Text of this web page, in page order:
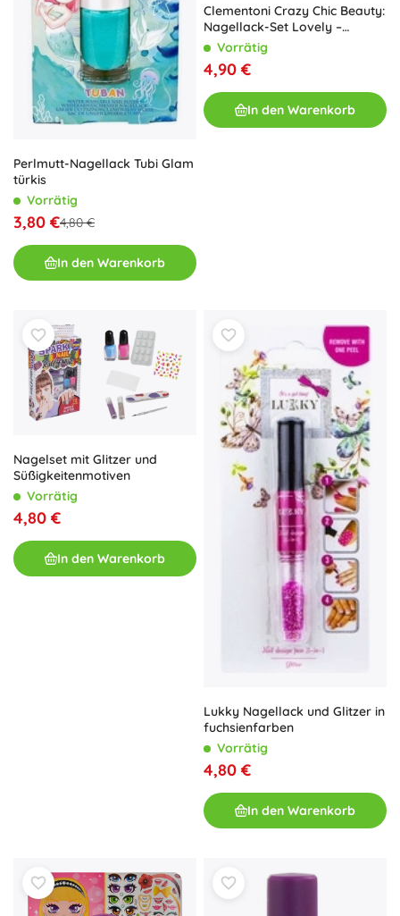
Perlmutt-Nagellack Tubi Glam
türkis
Vorrätig
3,80 €4,80 €
In den Warenkorb
Clementoni Crazy Chic Beauty:
Nagellack-Set Lovely –
Doppelpack
Vorrätig
4,90 €
In den Warenkorb
Nagelset mit Glitzer und
Süßigkeitenmotiven
Vorrätig
4,80 €
In den Warenkorb
Lukky Nagellack und Glitzer in
fuchsienfarben
Vorrätig
4,80 €
In den Warenkorb